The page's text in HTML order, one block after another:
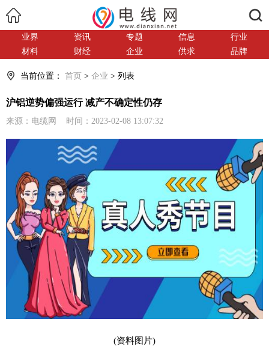
业界 资讯 专题 信息
行业
材料
财经 企业 供求 品牌
当前位置： 首页 > 企业 > 列表
沪铝逆势偏强运行 减产不确定性仍存
来源：电缆网 时间：2023-02-08 13:07:32
(资料图片)